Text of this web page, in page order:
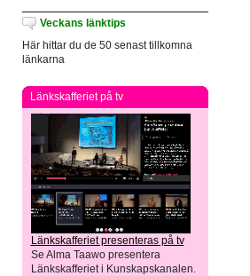
Veckans länktips
Här hittar du de 50 senast tillkomna
länkarna
Länkskafferiet på tv
Länkskafferiet presenteras på tv
Se Alma Taawo presentera
Länkskafferiet i Kunskapskanalen.